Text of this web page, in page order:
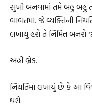
સુખી બનવામાં તમે બહુ બહુ
બાબતમાં. જે વ્યક્તિની
લખાયું હશે તે નિમિત્ત બનશે
અહીં બ્રેક.
નિયતિમાં લખાયું છે કે આ
થશે.